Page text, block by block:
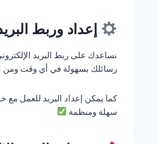
إعداد وربط
نساعدك على ربط البريد
رسائلك بسهولة في أي وقت ومن
سهلة ومنظمة